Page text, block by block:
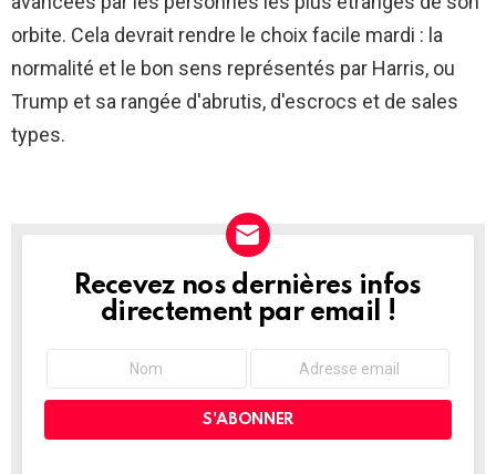
orbite. Cela devrait rendre le choix facile mardi : la
normalité et le bon sens représentés par Harris, ou
Trump et sa rangée d'abrutis, d'escrocs et de sales
types.
NEWSLETTER
Recevez nos dernières infos
directement par email !